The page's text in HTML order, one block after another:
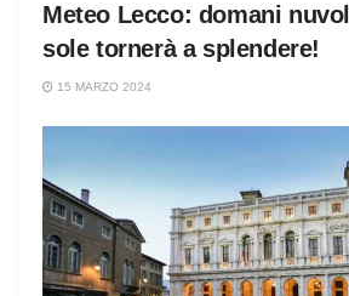
Meteo Lecco: domani
sole tornerà a splendere!
15 MARZO 2024